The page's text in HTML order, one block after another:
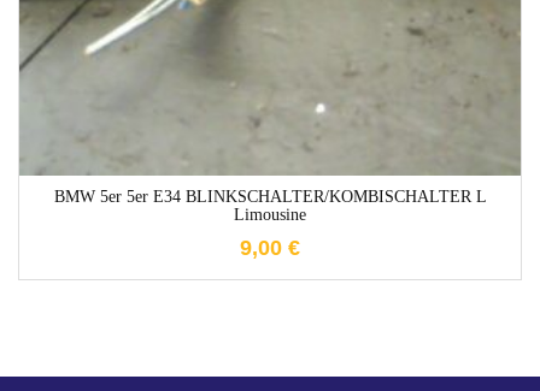
BMW 5er 5er E34 BLINKSCHALTER/KOMBISCHALTER L
Limousine
9,00 €